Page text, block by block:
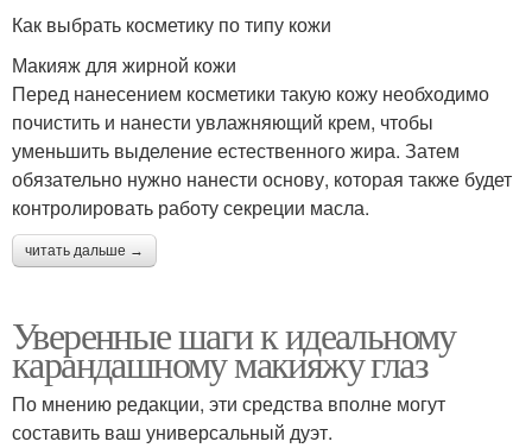
Как выбрать косметику по типу кожи
Макияж для жирной кожи
Перед нанесением косметики такую кожу необходимо
почистить и нанести увлажняющий крем, чтобы
уменьшить выделение естественного жира. Затем
обязательно нужно нанести основу, которая также будет
контролировать работу секреции масла.
читать дальше →
Уверенные шаги к идеальному
карандашному макияжу глаз
По мнению редакции, эти средства вполне могут
составить ваш универсальный дуэт.